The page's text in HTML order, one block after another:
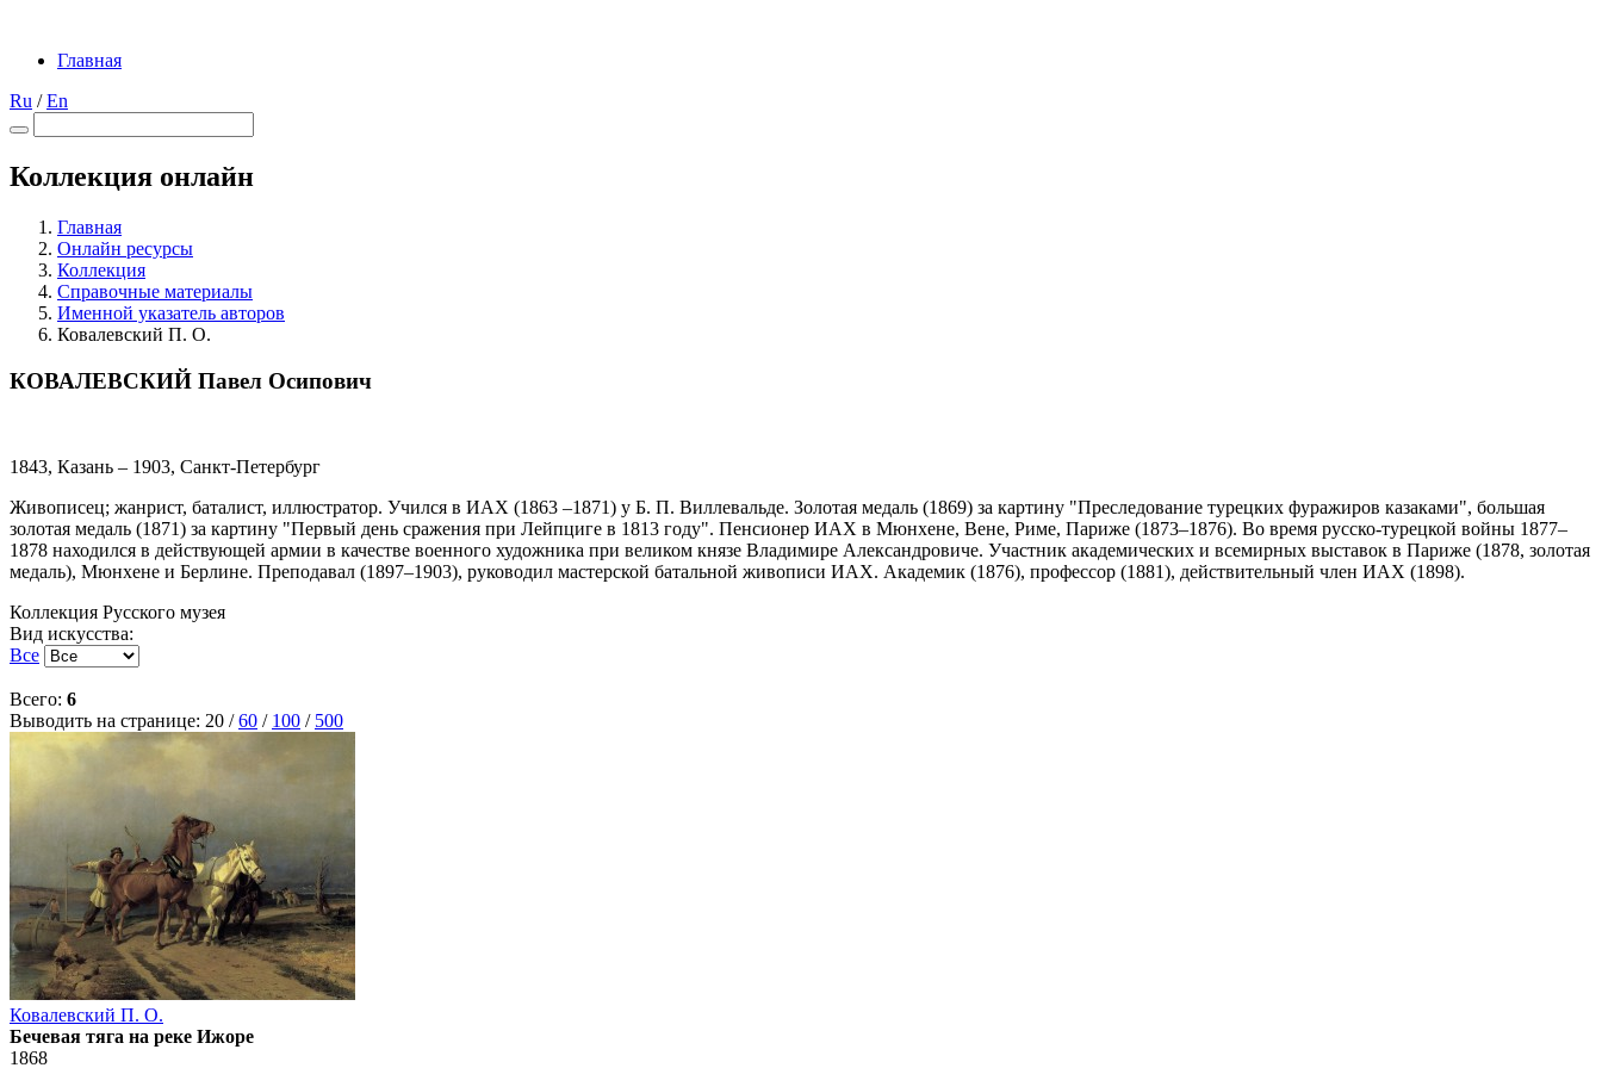
Главная
Ru /En
Коллекция онлайн
Главная
Онлайн ресурсы
Коллекция
Справочные материалы
Именной указатель авторов
Ковалевский П. О.
КОВАЛЕВСКИЙ Павел Осипович
1843, Казань – 1903, Санкт-Петербург
Живописец; жанрист, баталист, иллюстратор. Учился в ИАХ (1863 –1871) у Б. П. Виллевальде. Золотая медаль (1869) за картину "Преследование турецких фуражиров казаками", большая
золотая медаль (1871) за картину "Первый день сражения при Лейпциге в 1813 году". Пенсионер ИАХ в Мюнхене, Вене, Риме, Париже (1873–1876). Во время русско-турецкой войны 1877–
1878 находился в действующей армии в качестве военного художника при великом князе Владимире Александровиче. Участник академических и всемирных выставок в Париже (1878, золотая
медаль), Мюнхене и Берлине. Преподавал (1897–1903), руководил мастерской батальной живописи ИАХ. Академик (1876), профессор (1881), действительный член ИАХ (1898).
Коллекция Русского музея
Вид искусства:
Все
Всего: 6
Выводить на странице: 20 /60 / 100 / 500
Ковалевский П. О.
Бечевая тяга на реке Ижоре
1868